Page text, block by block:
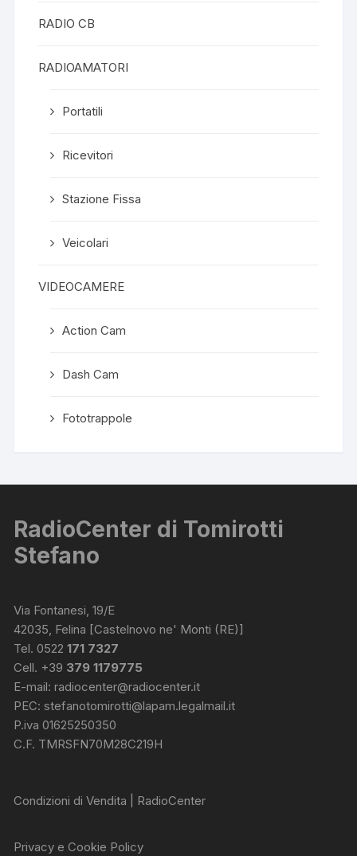
RADIO CB
RADIOAMATORI
Portatili
Ricevitori
Stazione Fissa
Veicolari
VIDEOCAMERE
Action Cam
Dash Cam
Fototrappole
RadioCenter di Tomirotti
Stefano
Via Fontanesi, 19/E
42035, Felina [Castelnovo ne' Monti (RE)]
Tel. 0522171 7327
Cell. +39 379 1179775
E-mail:radiocenter@radiocenter.it
PEC:stefanotomirotti@lapam.legalmail.it
P.iva 01625250350
C.F. TMRSFN70M28C219H
Condizioni di Vendita | RadioCenter
Privacy e Cookie Policy